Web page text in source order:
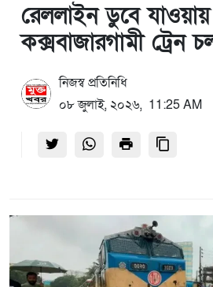
রেললাইন ডুবে যাওয়ায়
কক্সবাজারগামী ট্রেন
নিজস্ব প্রতিনিধি
০৮ জুলাই, ২০২৬, 11:25 AM